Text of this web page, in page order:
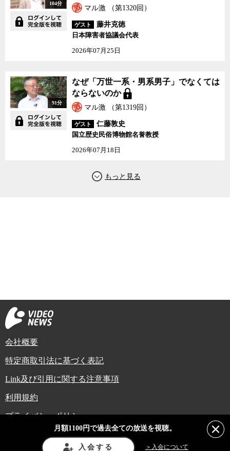
104分
マル激 （第1320回）
ゲスト
藤井克徳
日本障害者協議会代表
2026年07月25日
91分
なぜ「万世一系・男系男子」でなくては
ならないのか
マル激 （第1319回）
ゲスト
仁藤敦史
国立歴史民俗博物館名誉教授
2026年07月18日
会社概要
特定商取引法に基づく表記
Link及び引用に関する注意事項
利用規約
プライバシーポリシー
Copyright (C) Video News Network. All rights reserved.
ビデオニュースに記載している記事、写真及び動画などは日本の著作権法や国
際条約などで保護されています。著作権者の承諾を得ずに転載や再利用するこ
月額1100円で過去全ての放送を視聴。
入会する ＞入会について